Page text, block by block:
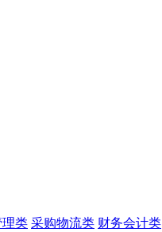
理类 采购物流类 财务会计类